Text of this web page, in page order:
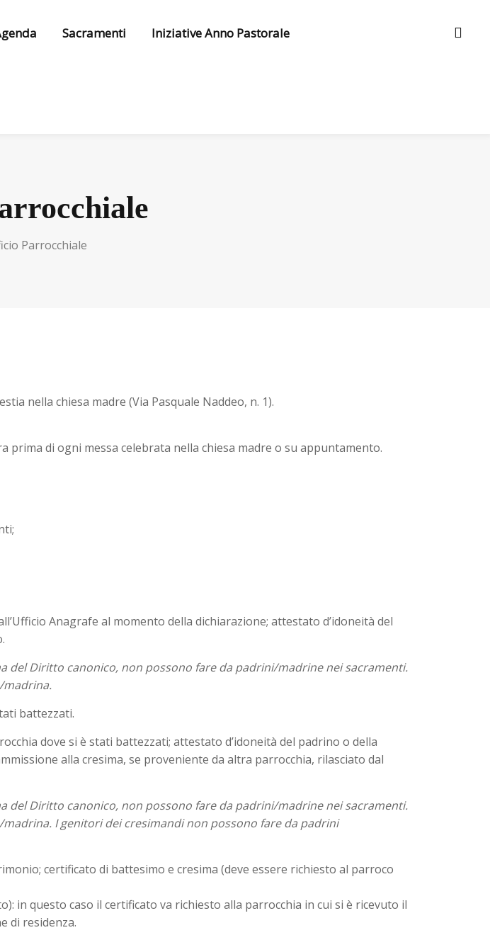
Sacramenti Iniziative Anno Pastorale
Parrocchiale
nella chiesa madre (Via Pasquale Naddeo, n. 1).
prima di ogni messa celebrata nella chiesa madre o su appuntamento.
Anagrafe al momento della dichiarazione; attestato d’idoneità del
del Diritto canonico, non possono fare da padrini/madrine nei sacramenti.
madrina.
battezzati.
dove si è stati battezzati; attestato d’idoneità del padrino o della
alla cresima, se proveniente da altra parrocchia, rilasciato dal
del Diritto canonico, non possono fare da padrini/madrine nei sacramenti.
I genitori dei cresimandi non possono fare da padrini
certificato di battesimo e cresima (deve essere richiesto al parroco
in questo caso il certificato va richiesto alla parrocchia in cui si è ricevuto il
di residenza.